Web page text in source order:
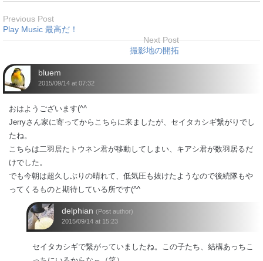
Previous Post
Play Music 最高だ！
Next Post
撮影地の開拓
bluem
2015/09/14 at 07:32
おはようございます(^^
Jerryさん家に寄ってからこちらに来ましたが、セイタカシギ繋がりでし
たね。
こちらは二羽居たトウネン君が移動してしまい、キアシ君が数羽居るだ
けでした。
でも今朝は超久しぶりの晴れて、低気圧も抜けたようなので後続隊もや
ってくるものと期待している所です(^^
delphian (Post author)
2015/09/14 at 15:23
セイタカシギで繋がっていましたね。この子たち、結構あっちこ